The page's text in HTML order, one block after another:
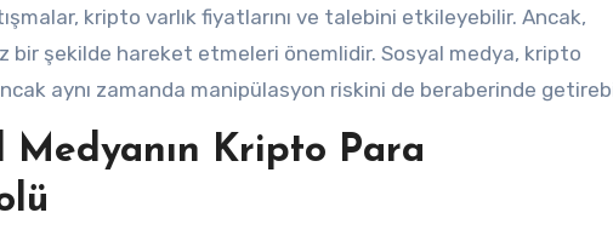
kripto varlık fiyatlarını ve talebini etkileyebilir. Ancak,
bir şekilde hareket etmeleri önemlidir. Sosyal medya, kripto
aynı zamanda manipülasyon riskini de beraberinde
Kripto Para